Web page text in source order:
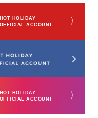
HOT HOLIDAY
OFFICIAL ACCOUNT
〉
HOT HOLIDAY
OFFICIAL ACCOUNT
〉